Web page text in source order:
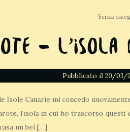
Senza
–
Pubblicato il 20/03/
Isole Canarie mi concedo
l’isola in cui ho trascorso
un bel […]